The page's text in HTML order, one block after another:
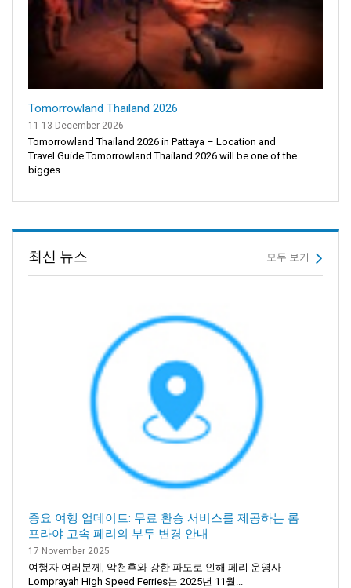
Tomorrowland Thailand 2026
11-13 December 2026
Tomorrowland Thailand 2026 in Pattaya – Location and
Travel Guide Tomorrowland Thailand 2026 will be one of the
bigges...
최신 뉴스 모두 보기
중요 여행 업데이트: 무료 환승 서비스를 제공하는 롬
프라야 고속 페리의 부두 변경 안내
17 November 2025
여행자 여러분께, 악천후와 강한 파도로 인해 페리 운영사
Lomprayah High Speed Ferries는 2025년 11월...